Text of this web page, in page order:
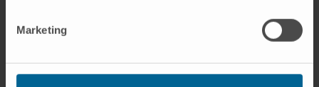
Marketing
inapropiado o la interpretación de la información contenida en
este diccionario.
© Clínica Universidad de Navarra 2026